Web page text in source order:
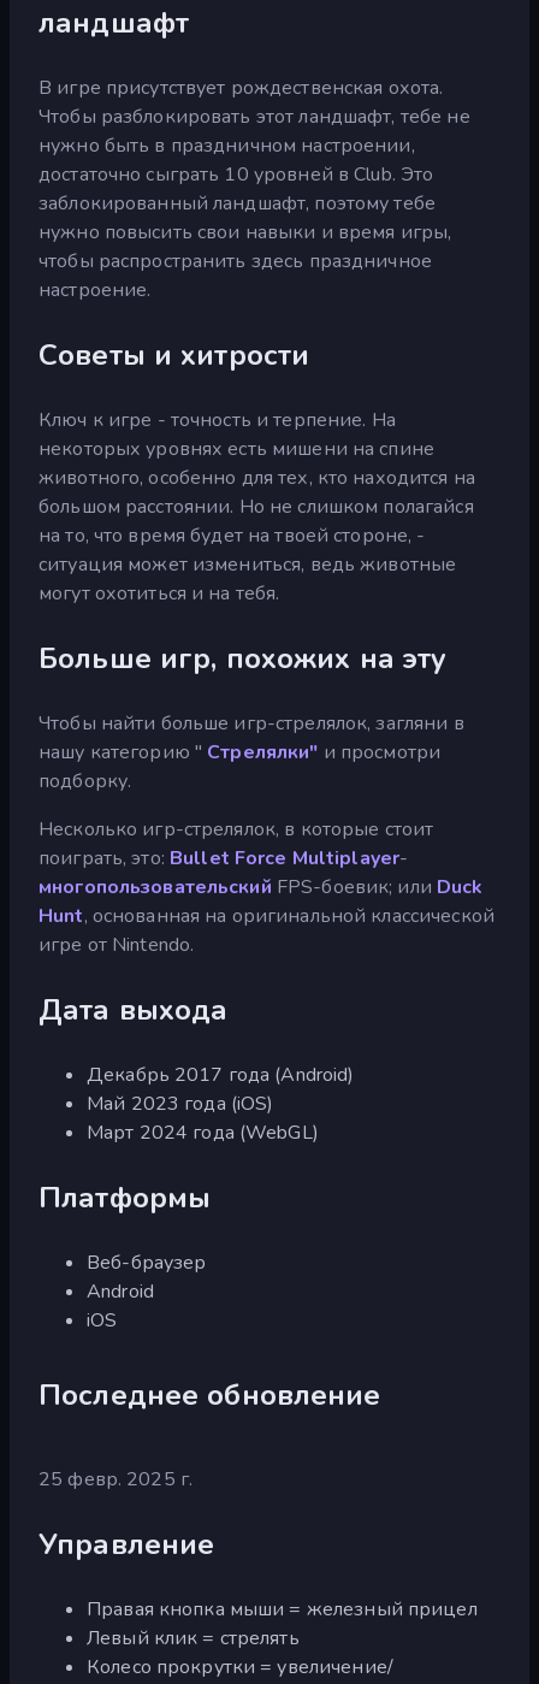
ландшафт
В игре присутствует рождественская охота.
Чтобы разблокировать этот ландшафт, тебе не
нужно быть в праздничном настроении,
достаточно сыграть 10 уровней в Club. Это
заблокированный ландшафт, поэтому тебе
нужно повысить свои навыки и время игры,
чтобы распространить здесь праздничное
настроение.
Советы и хитрости
Ключ к игре - точность и терпение. На
некоторых уровнях есть мишени на спине
животного, особенно для тех, кто находится на
большом расстоянии. Но не слишком полагайся
на то, что время будет на твоей стороне, -
ситуация может измениться, ведь животные
могут охотиться и на тебя.
Больше игр, похожих на эту
Чтобы найти больше игр-стрелялок, загляни в
нашу категорию " Стрелялки" и просмотри
подборку.
Несколько игр-стрелялок, в которые стоит
поиграть, это: Bullet Force Multiplayer-
многопользовательский FPS-боевик; или Duck
Hunt, основанная на оригинальной классической
игре от Nintendo.
Дата выхода
Декабрь 2017 года (Android)
Май 2023 года (iOS)
Март 2024 года (WebGL)
Платформы
Веб-браузер
Android
iOS
Последнее обновление
25 февр. 2025 г.
Управление
Правая кнопка мыши = железный прицел
Левый клик = стрелять
Колесо прокрутки = увеличение/